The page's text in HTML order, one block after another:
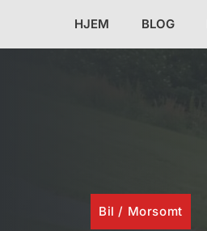
HJEM BLOG
Bil / Morsomt